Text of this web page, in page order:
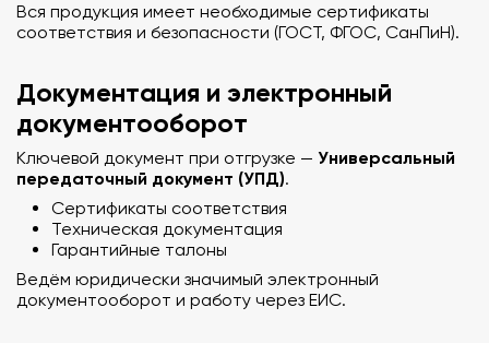
Вся продукция имеет необходимые сертификаты
соответствия и безопасности (ГОСТ, ФГОС, СанПиН).
Документация и электронный
документооборот
Ключевой документ при отгрузке — Универсальный
передаточный документ (УПД).
Сертификаты соответствия
Техническая документация
Гарантийные талоны
Ведём юридически значимый электронный
документооборот и работу через ЕИС.